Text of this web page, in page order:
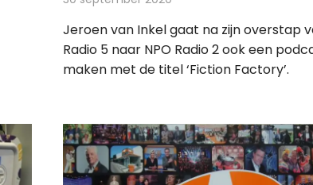
Jeroen van Inkel gaat na zijn overstap
Radio 5 naar NPO Radio 2 ook een
maken met de titel ‘Fiction Factory’.